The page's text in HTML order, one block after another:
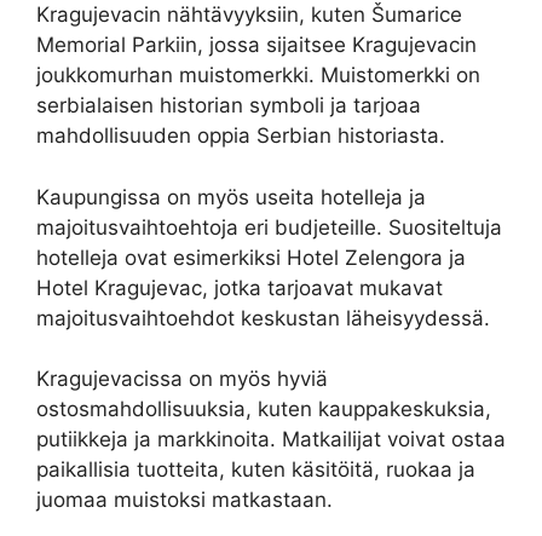
Kragujevacin nähtävyyksiin, kuten Šumarice
Memorial Parkiin, jossa sijaitsee Kragujevacin
joukkomurhan muistomerkki. Muistomerkki on
serbialaisen historian symboli ja tarjoaa
mahdollisuuden oppia Serbian historiasta.
Kaupungissa on myös useita hotelleja ja
majoitusvaihtoehtoja eri budjeteille. Suositeltuja
hotelleja ovat esimerkiksi Hotel Zelengora ja
Hotel Kragujevac, jotka tarjoavat mukavat
majoitusvaihtoehdot keskustan läheisyydessä.
Kragujevacissa on myös hyviä
ostosmahdollisuuksia, kuten kauppakeskuksia,
putiikkeja ja markkinoita. Matkailijat voivat ostaa
paikallisia tuotteita, kuten käsitöitä, ruokaa ja
juomaa muistoksi matkastaan.